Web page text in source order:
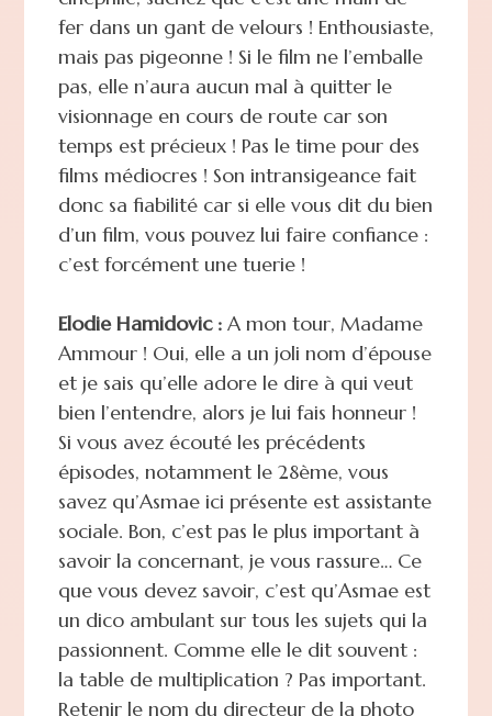
fer dans un gant de velours ! Enthousiaste,
mais pas pigeonne ! Si le film ne l’emballe
pas, elle n’aura aucun mal à quitter le
visionnage en cours de route car son
temps est précieux ! Pas le time pour des
films médiocres ! Son intransigeance fait
donc sa fiabilité car si elle vous dit du bien
d’un film, vous pouvez lui faire confiance :
c’est forcément une tuerie !
Elodie Hamidovic :A mon tour, Madame
Ammour ! Oui, elle a un joli nom d’épouse
et je sais qu’elle adore le dire à qui veut
bien l’entendre, alors je lui fais honneur !
Si vous avez écouté les précédents
épisodes, notamment le 28ème, vous
savez qu’Asmae ici présente est assistante
sociale. Bon, c’est pas le plus important à
savoir la concernant, je vous rassure… Ce
que vous devez savoir, c’est qu’Asmae est
un dico ambulant sur tous les sujets qui la
passionnent. Comme elle le dit souvent :
la table de multiplication ? Pas important.
Retenir le nom du directeur de la photo